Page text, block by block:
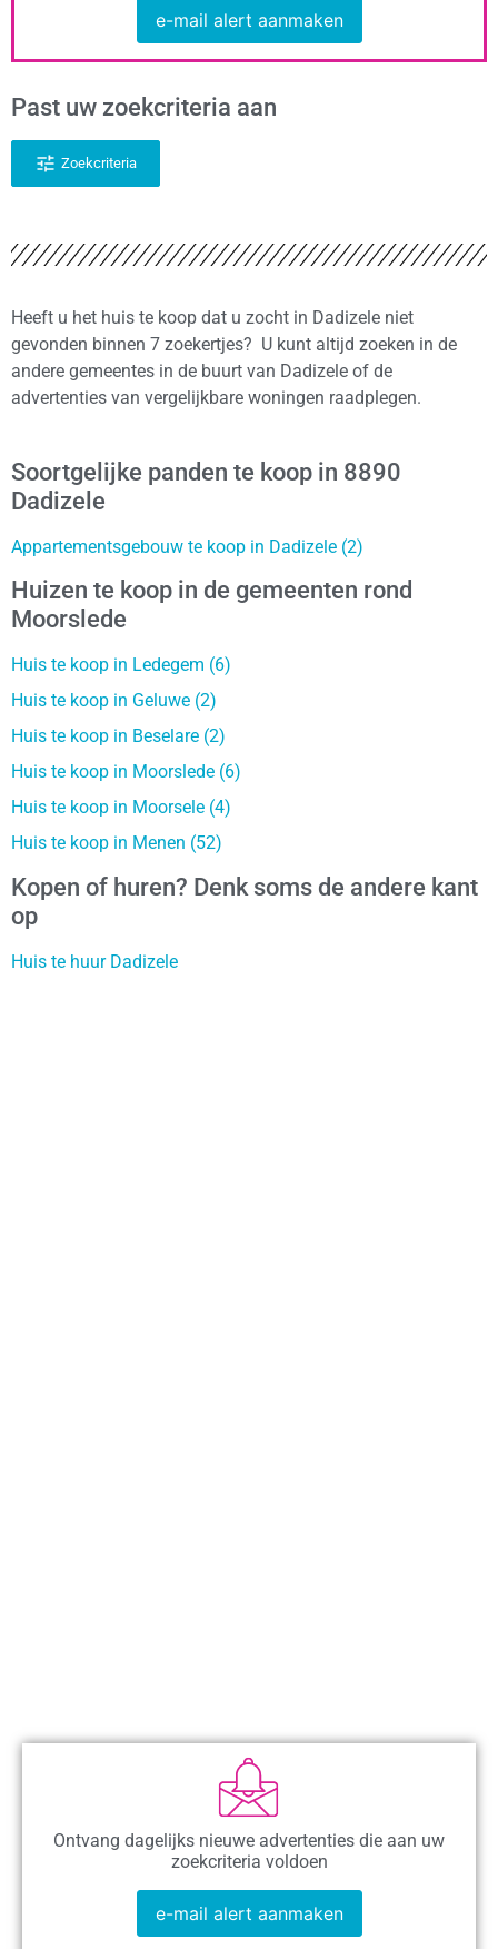
e-mail alert aanmaken
Past uw zoekcriteria aan
Zoekcriteria
Heeft u het huis te koop dat u zocht in Dadizele niet
gevonden binnen 7 zoekertjes? U kunt altijd zoeken in de
andere gemeentes in de buurt van Dadizele of de
advertenties van vergelijkbare woningen raadplegen.
Soortgelijke panden te koop in 8890
Dadizele
Appartementsgebouw te koop in Dadizele (2)
Huizen te koop in de gemeenten rond
Moorslede
Huis te koop in Ledegem (6)
Huis te koop in Geluwe (2)
Huis te koop in Beselare (2)
Huis te koop in Moorslede (6)
Huis te koop in Moorsele (4)
Huis te koop in Menen (52)
Kopen of huren? Denk soms de andere kant
op
Huis te huur Dadizele
Ontvang dagelijks nieuwe advertenties die aan uw
zoekcriteria voldoen
e-mail alert aanmaken